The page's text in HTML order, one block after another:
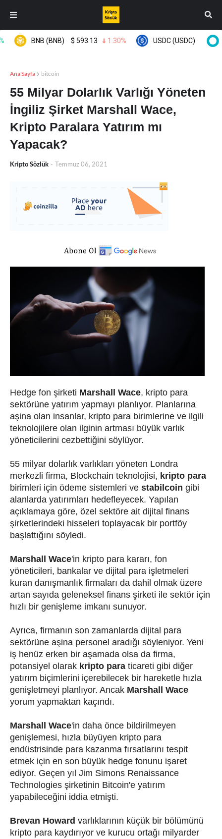
BNB (BNB) $ 593.13 1.30% USDC (USDC) $
Ana Sayfa bitcoin
55 Milyar Dolarlık Varlığı Yöneten
İngiliz Şirket Marshall Wace,
Kripto Paralara Yatırım mı
Yapacak?
Kripto Sözlük - Temmuz 06, 2021
Hedge fon şirketi Marshall Wace, kripto para
sektörüne yatırım yapmayı planlıyor. Planlarına
aşina olan insanlar, kripto para birimlerine ve ilgili
teknolojilere olan ilginin artması büyük varlık
yöneticilerini cezbettiğini söylüyor.
55 milyar dolarlık varlıkları yöneten Londra
merkezli firma, Blockchain teknolojisi, kripto para
birimleri için ödeme sistemleri ve stabilcoin gibi
alanlarda yatırımları hedefleyecek. Yapılan
açıklamaya göre, özel sektöre ait dijital finans
şirketlerindeki hisseleri toplayacak bir portföy
başlattığını söyledi.
Marshall Wace'in kripto para kararı, fon
yöneticileri, bankalar ve dijital para işletmeleri
kuran danışmanlık firmaları da dahil olmak üzere
artan sayıda geleneksel finans şirketi ile sektör için
hızlı bir genişleme imkanı sunuyor.
Ayrıca, firmanın son zamanlarda dijital para
sektörüne aşina personel aradığı söyleniyor. Yeni
iş henüz erken bir aşamada olsa da firma,
potansiyel olarak kripto para ticareti gibi diğer
yatırım biçimlerini içerebilecek bir hareketle hızla
genişletmeyi planlıyor. Ancak Marshall Wace
yorum yapmaktan kaçındı.
Marshall Wace'in daha önce bildirilmeyen
genişlemesi, hızla büyüyen kripto para
endüstrisinde para kazanma fırsatlarını tespit
etmek için en son büyük hedge fonunu işaret
ediyor. Geçen yıl Jim Simons Renaissance
Technologies şirketinin Bitcoin'e yatırım
yapabileceğini iddia etmişti.
Brevan Howard varlıklarının küçük bir bölümünü
kripto para kaydırıyor ve kurucu ortağı milyarder